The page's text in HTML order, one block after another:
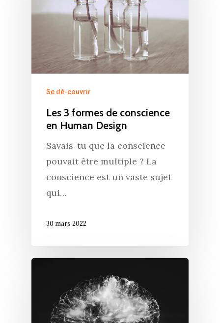
Se dé-couvrir
Les 3 formes de conscience
en Human Design
Savais-tu que la conscience
pouvait être multiple ? La
conscience est un vaste sujet
qui…
30 mars 2022